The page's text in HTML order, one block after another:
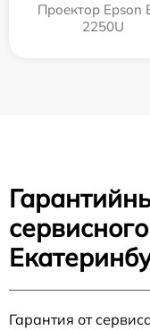
Проектор Epson
2250U
Гарантия от